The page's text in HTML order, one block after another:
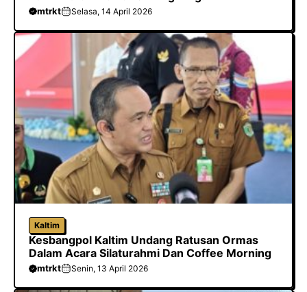
mtrkt Selasa, 14 April 2026
Kaltim
Kesbangpol Kaltim Undang Ratusan Ormas
Dalam Acara Silaturahmi Dan Coffee Morning
mtrkt Senin, 13 April 2026